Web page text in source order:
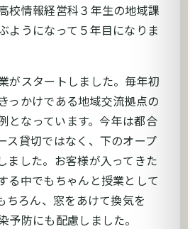
校情報経営科３年生の地域課
ようになって５年目になりま
がスタートしました。毎年初
っかけである地域交流拠点の
となっています。今年は都合
ス貸切ではなく、下のオープ
ました。お客様が入ってきた
る中でもちゃんと授業として
ちろん、窓をあけて換気を
予防にも配慮しました。